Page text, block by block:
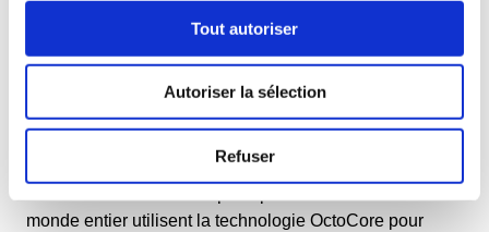
Tout autoriser
Autoriser la sélection
Refuser
Conception hygiénique:des éléments faciles à
nettoyer et des plaques de fluidisation amovibles
répondent aux normes les plus strictes en matière de
sécurité alimentaire.
En savoir plus sur le surgélateur IQF OctoCore
monde entier utilisent la technologie OctoCore pour